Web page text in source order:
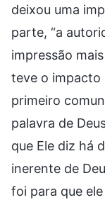
deixou uma
parte, “a
impressão
teve o impacto
primeiro
palavra de
que Ele diz há
inerente de
foi para que